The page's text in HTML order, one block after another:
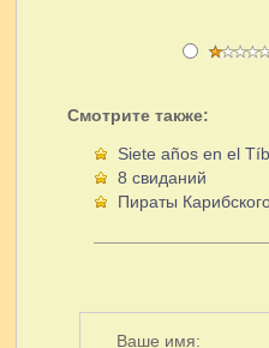
Смотрите также:
Siete años en el
8 свиданий
Пираты
Ваше имя: